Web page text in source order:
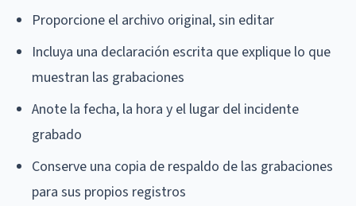
Proporcione el archivo original, sin editar
Incluya una declaración escrita que explique lo que
muestran las grabaciones
Anote la fecha, la hora y el lugar del incidente
grabado
Conserve una copia de respaldo de las grabaciones
para sus propios registros